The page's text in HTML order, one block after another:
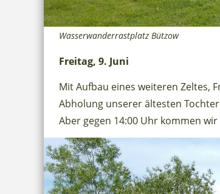
Wasserwanderrastplatz Bützow
Freitag, 9. Juni
Mit Aufbau eines weiteren Zeltes,
Abholung unserer ältesten
Aber gegen 14:00 Uhr kommen